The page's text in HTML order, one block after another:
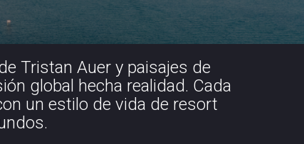
Tristan Auer y paisajes de
global hecha realidad. Cada
un estilo de vida de resort